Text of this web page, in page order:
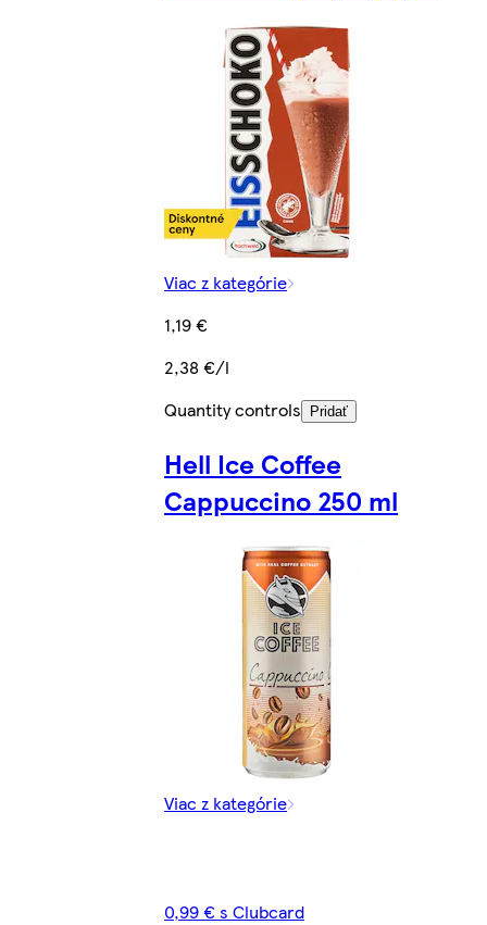
Viac z kategórie
1,19 €
2,38 €/l
Quantity controls
Pridať
Hell Ice Coffee
Cappuccino 250 ml
Viac z kategórie
0,99 € s Clubcard